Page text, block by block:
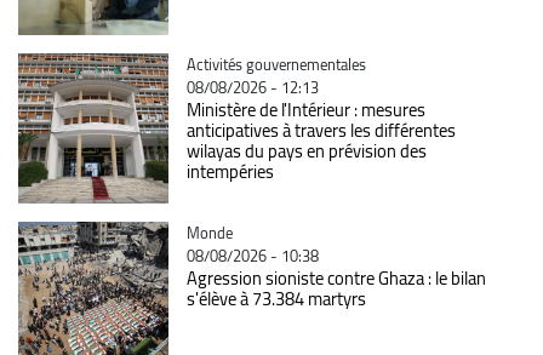
Catégorie
Activités gouvernementales
08/08/2026 - 12:13
Ministère de l'Intérieur : mesures
anticipatives à travers les différentes
wilayas du pays en prévision des
intempéries
Catégorie
Monde
08/08/2026 - 10:38
Agression sioniste contre Ghaza : le bilan
s'élève à 73.384 martyrs